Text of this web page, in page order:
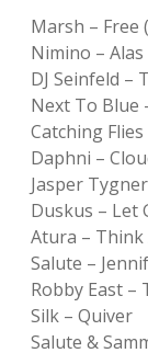
Marsh – Free
Nimino – Alas
DJ Seinfeld –
Next To Blue
Catching
Daphni –
Jasper
Duskus – Let
Atura – Think
Salute –
Robby East –
Silk – Quiver
Salute &